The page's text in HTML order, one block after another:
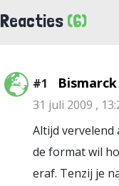
Reacties (6)
#1 Bismarck
31 juli 2009 ,
Altijd vervelend
de format wil
eraf. Tenzij je